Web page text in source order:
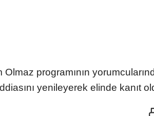
programının
yenileyerek elinde kanıt